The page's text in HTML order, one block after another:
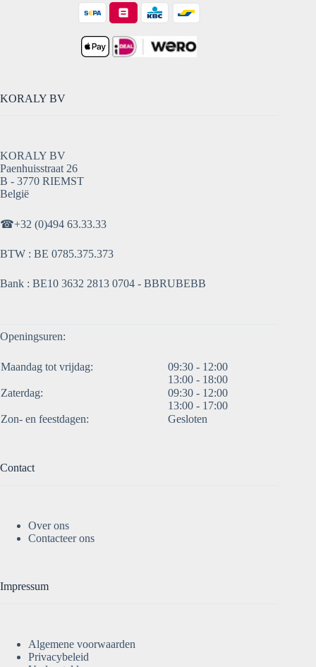
KORALY BV
KORALY BV
Paenhuisstraat 26
B - 3770 RIEMST
België
☎+32 (0)494 63.33.33
BTW : BE 0785.375.373
Bank : BE10 3632 2813 0704 - BBRUBEBB
Openingsuren:
Maandag tot vrijdag:
09:30 - 12:00
13:00 - 18:00
Zaterdag:
09:30 - 12:00
13:00 - 17:00
Zon- en feestdagen:
Gesloten
Contact
Over ons
Contacteer ons
Impressum
Algemene voorwaarden
Privacybeleid